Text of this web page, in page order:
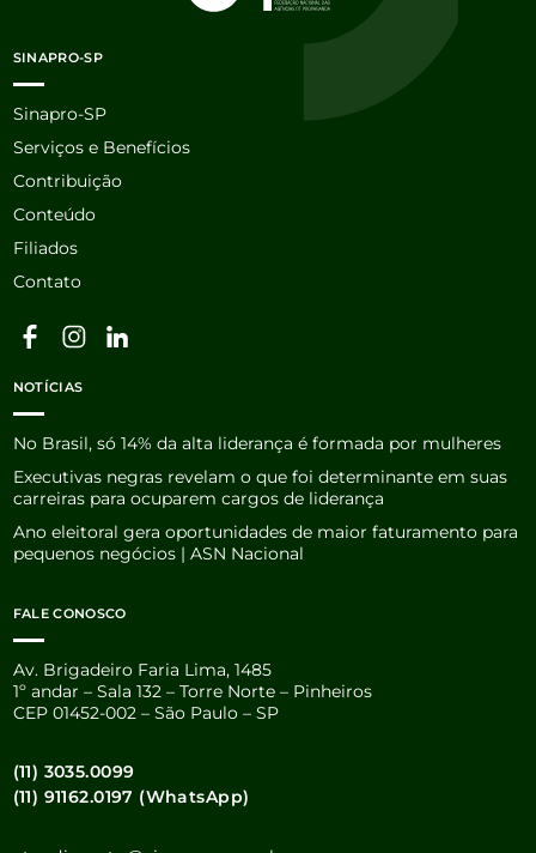
SINAPRO-SP
Sinapro-SP
Serviços e Benefícios
Contribuição
Conteúdo
Filiados
Contato
NOTÍCIAS
No Brasil, só 14% da alta liderança é formada por mulheres
Executivas negras revelam o que foi determinante em suas
carreiras para ocuparem cargos de liderança
Ano eleitoral gera oportunidades de maior faturamento para
pequenos negócios | ASN Nacional
FALE CONOSCO
Av. Brigadeiro Faria Lima, 1485
1º andar – Sala 132 – Torre Norte – Pinheiros
CEP 01452-002 – São Paulo – SP
(11) 3035.0099
(11) 91162.0197 (WhatsApp)